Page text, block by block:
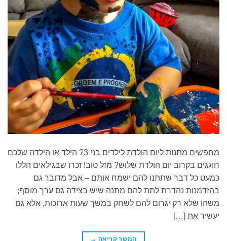
מחפשים מתנות ליום הולדת לילדים בני 3? הילד או הילדה שלכם
חוגגים בקרוב יום הולדת שלוש? מזל טוב! זכרו שבגילאים הללו
כמעט כל דבר שתתנו להם ישמח אותם – אבל מדובר גם
בהזדמנות נהדרת לתת להם מתנה שיש בצידה גם ערך מוסף;
משהו שלא רק יגרום להם לשחק במשך שעות ארוכות, אלא גם
יעשיר את […]
המשך קריאה →